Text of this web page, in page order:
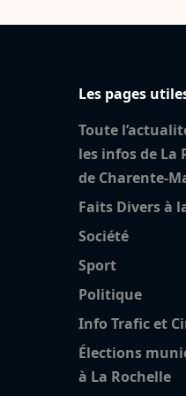
Les pages
Toute
les infos de La
de Charente-
Faits Divers à
Société
Sport
Politique
Info Trafic et
Élections
à La Rochelle